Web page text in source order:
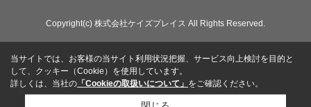
Copyright(c) 株式会社ケイズプレイス All Rights Reserved.
当サイトでは、お客様の当サイト利用状況把握、サービス向上検討を目的と
して、クッキー（Cookie）を使用しています。
詳しくは、当社の 「Cookieの取扱いについて」 をご確認ください。